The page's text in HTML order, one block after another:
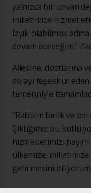
yalnızca bir unvan
milletimize hizmet
layık olabilmek
devam edeceğim."
Ailesine, dostlarına
dolayı teşekkür eden
temenniyle
"Rabbim birlik ve
Çıktığımız bu kutlu
hizmetlerimizi
ülkemize, milletimize
getirmesini